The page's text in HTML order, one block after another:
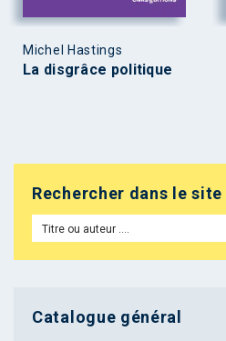
Michel Hastings
La disgrâce politique
Rechercher dans le site
Catalogue général